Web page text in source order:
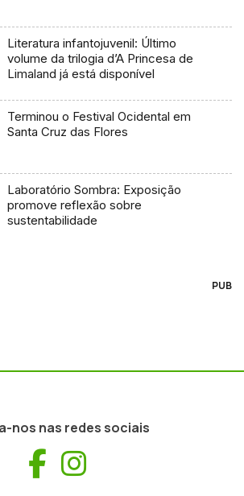
Literatura infantojuvenil: Último
volume da trilogia d’A Princesa de
Limaland já está disponível
Terminou o Festival Ocidental em
Santa Cruz das Flores
Laboratório Sombra: Exposição
promove reflexão sobre
sustentabilidade
PUB
nos nas redes sociais
Facebook